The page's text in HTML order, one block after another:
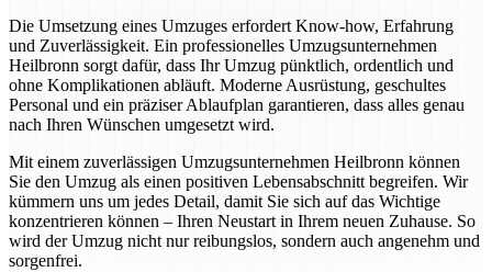
Die Umsetzung eines Umzuges erfordert Know-how, Erfahrung
und Zuverlässigkeit. Ein professionelles Umzugsunternehmen
Heilbronn sorgt dafür, dass Ihr Umzug pünktlich, ordentlich und
ohne Komplikationen abläuft. Moderne Ausrüstung, geschultes
Personal und ein präziser Ablaufplan garantieren, dass alles genau
nach Ihren Wünschen umgesetzt wird.
Mit einem zuverlässigen Umzugsunternehmen Heilbronn können
Sie den Umzug als einen positiven Lebensabschnitt begreifen. Wir
kümmern uns um jedes Detail, damit Sie sich auf das Wichtige
konzentrieren können – Ihren Neustart in Ihrem neuen Zuhause. So
wird der Umzug nicht nur reibungslos, sondern auch angenehm und
sorgenfrei.